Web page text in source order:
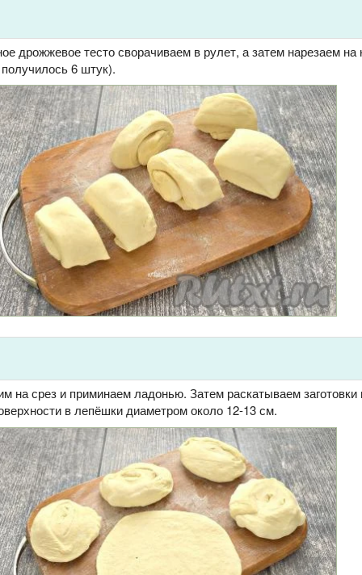
дрожжевое тесто сворачиваем в рулет, а затем нарезаем на
6 штук).
на срез и приминаем ладонью. Затем раскатываем заготовки
в лепёшки диаметром около 12-13 см.